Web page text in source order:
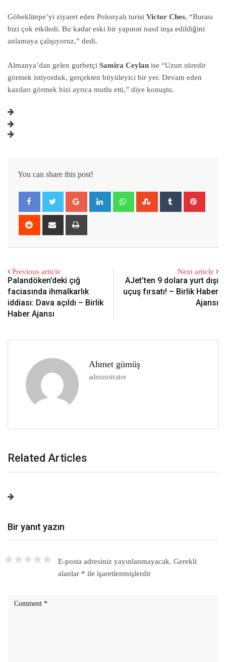
Göbeklitepe’yi ziyaret eden Polonyalı turist Victor Ches, “Burası
bizi çok etkiledi. Bu kadar eski bir yapının nasıl inşa edildiğini
anlamaya çalışıyoruz,” dedi.
Almanya’dan gelen gurbetçi Samira Ceylan ise “Uzun süredir
görmek istiyorduk, gerçekten büyüleyici bir yer. Devam eden
kazıları görmek bizi ayrıca mutlu etti,” diye konuştu.
You can share this post!
Email
Previous article
Palandöken’deki çığ
faciasında ihmalkarlık
iddiası: Dava açıldı – Birlik
Haber Ajansı
Next article
AJet’ten 9 dolara yurt dışı
uçuş fırsatı! – Birlik Haber
Ajansı
Ahmet gümüş
administrator
Related Articles
Bir yanıt yazın
E-posta adresiniz yayınlanmayacak. Gerekli
alanlar * ile işaretlenmişlerdir